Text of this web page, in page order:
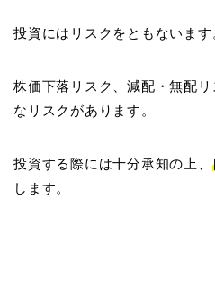
投資にはリスクをともないます
株価下落リスク、減配・無配
なリスクがあります。
投資する際には十分承知の上、
します。